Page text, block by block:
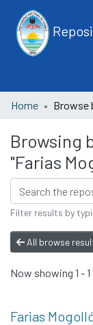
Home Browse
Browsing
"Farias
Filter results by
All browse
Now showing 1 -
Farias